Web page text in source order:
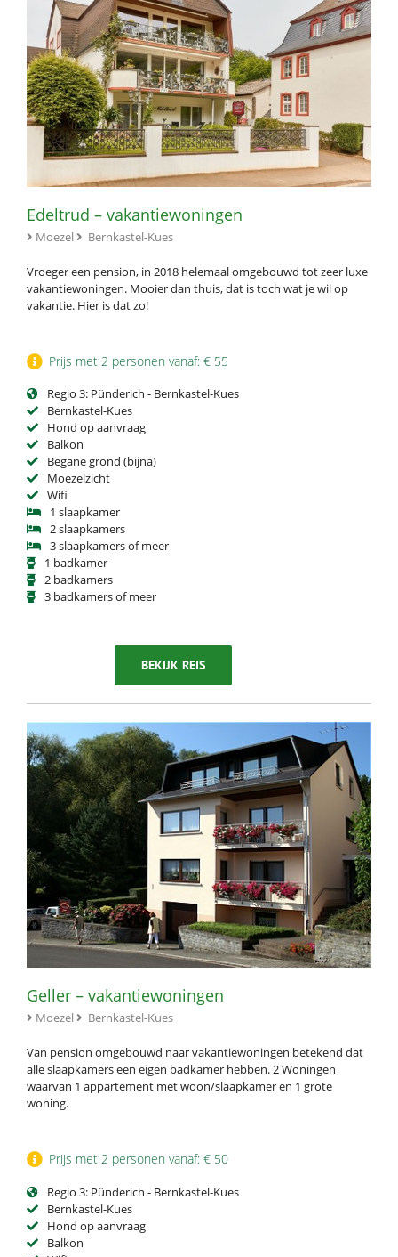
Edeltrud – vakantiewoningen
Moezel Bernkastel-Kues
Vroeger een pension, in 2018 helemaal omgebouwd tot zeer luxe
vakantiewoningen. Mooier dan thuis, dat is toch wat je wil op
vakantie. Hier is dat zo!
Prijs met 2 personen vanaf: € 55
Regio 3: Pünderich - Bernkastel-Kues
Bernkastel-Kues
Hond op aanvraag
Balkon
Begane grond (bijna)
Moezelzicht
Wifi
1 slaapkamer
2 slaapkamers
3 slaapkamers of meer
1 badkamer
2 badkamers
3 badkamers of meer
BEKIJK REIS
Geller – vakantiewoningen
Moezel Bernkastel-Kues
Van pension omgebouwd naar vakantiewoningen betekend dat
alle slaapkamers een eigen badkamer hebben. 2 Woningen
waarvan 1 appartement met woon/slaapkamer en 1 grote
woning.
Prijs met 2 personen vanaf: € 50
Regio 3: Pünderich - Bernkastel-Kues
Bernkastel-Kues
Hond op aanvraag
Balkon